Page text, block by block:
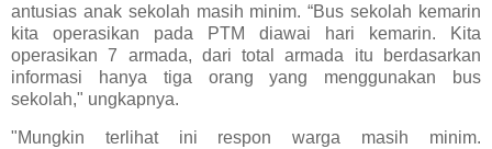
antusias anak sekolah masih minim. “Bus sekolah kemarin
kita operasikan pada PTM diawai hari kemarin. Kita
operasikan 7 armada, dari total armada itu berdasarkan
informasi hanya tiga orang yang menggunakan bus
sekolah," ungkapnya.
"Mungkin terlihat ini respon warga masih minim.